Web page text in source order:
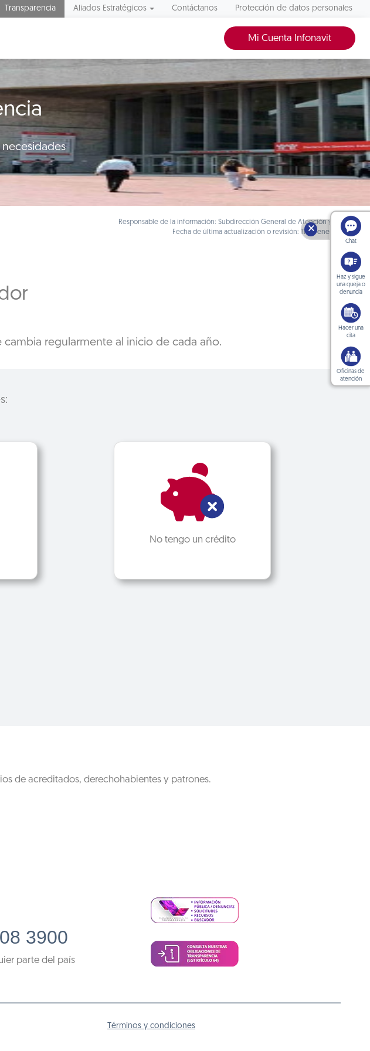
Transparencia Aliados Estratégicos Contáctanos Protección de datos personales
Mi Cuenta Infonavit
Responsable de la información: Subdirección General de Atención y Servicios
Fecha de última actualización o revisión: 11 de enero de 2021
regularmente al inicio de cada año.
No tengo un crédito
de acreditados, derechohabientes y patrones.
3900
parte del país
Términos y condiciones
🗙
Chat
Haz y sigue
una queja o
denuncia
Hacer una
cita
Oficinas de
atención